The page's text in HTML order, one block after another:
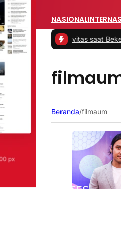
NASIONAL
saat Bekerja dari
Beranda/filmaum